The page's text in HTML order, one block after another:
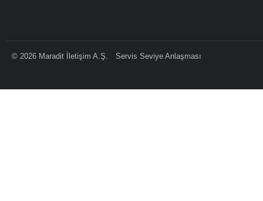
© 2026 Maradit İletişim A.Ş. Servis Seviye Anlaşması